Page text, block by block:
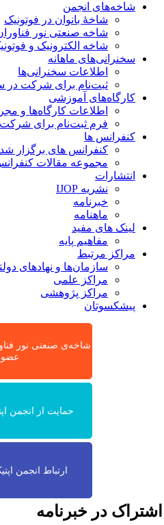
شاخه‌های انجمن
شاخۀ بانوان در فوتونیک
شاخه صنعتی نور فناوران
شاخه‌ الکترونیک و
سخنرانی‌های ماهانه
اطلاعات سخنرانی‌‌ها
ثبت‌نام برای شرکت در
کارگاه‌های آموزشی
اطلاعات کارگاه‌ها و
فرم ثبت‌نام برای شرکت
کنفرانس ها
کنفرانس های برگزار شده
مجموعه مقالات کنفرانس
انتشارات
نشریه IJOP
خبرنامه
ماهنامه
لینک های مفید
مفاهیم پایه
مراکز مرتبط
سازمان‌ها و نهادهای
مراکز علمی
مراکز پژوهشی
پیشکسوتان
شاخه‌ی صنعتی نور
عضو
حمایت از انجمن
ارتباط انجمن
در خبرنامه